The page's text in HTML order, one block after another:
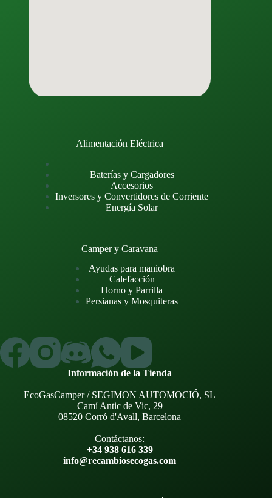
Alimentación Eléctrica
Baterías y Cargadores
Accesorios
Inversores y Convertidores de Corriente
Energía Solar
Camper y Caravana
Ayudas para maniobra
Calefacción
Horno y Parrilla
Persianas y Mosquiteras
Información de la Tienda
EcoGasCamper / SEGIMON AUTOMOCIÓ, SL
Camí Antic de Vic, 29
08520 Corró d'Avall, Barcelona
Contáctanos:
+34 938 616 339
info@recambiosecogas.com